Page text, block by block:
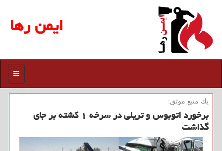
ایمن رها
منو
یك منبع موثق:
برخورد اتوبوس و تریلی در سرخه ۱ كشته بر جای
گذاشت